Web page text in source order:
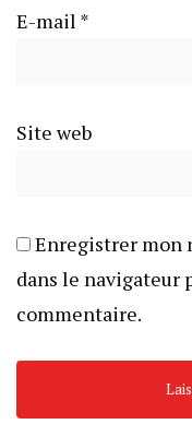
E-mail *
Site web
Enregistrer mon
dans le navigateur
commentaire.